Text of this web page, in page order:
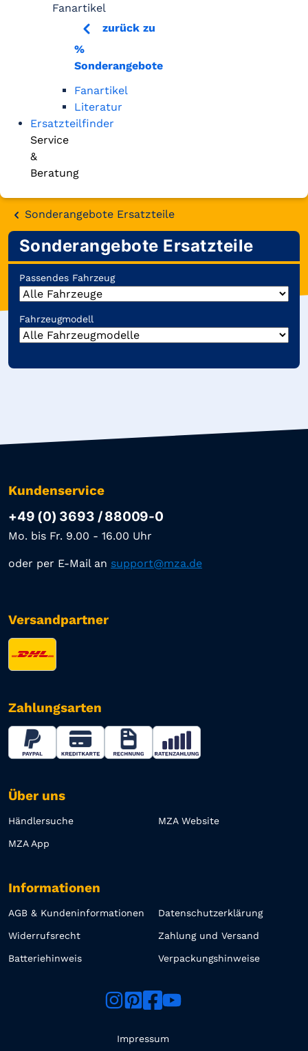
Fanartikel
zurück zu
%
Sonderangebote
Fanartikel
Literatur
Ersatzteilfinder
Service
&
Beratung
Sonderangebote Ersatzteile
Sonderangebote Ersatzteile
Passendes Fahrzeug
Fahrzeugmodell
Kundenservice
+49 (0) 3693 / 88009-0
Mo. bis Fr. 9.00 - 16.00 Uhr
oder per E-Mail an support@mza.de
Versandpartner
Zahlungsarten
Über uns
Händlersuche MZA Website
MZA App
Informationen
AGB & Kundeninformationen Datenschutzerklärung
Widerrufsrecht Zahlung und Versand
Batteriehinweis Verpackungshinweise
Impressum